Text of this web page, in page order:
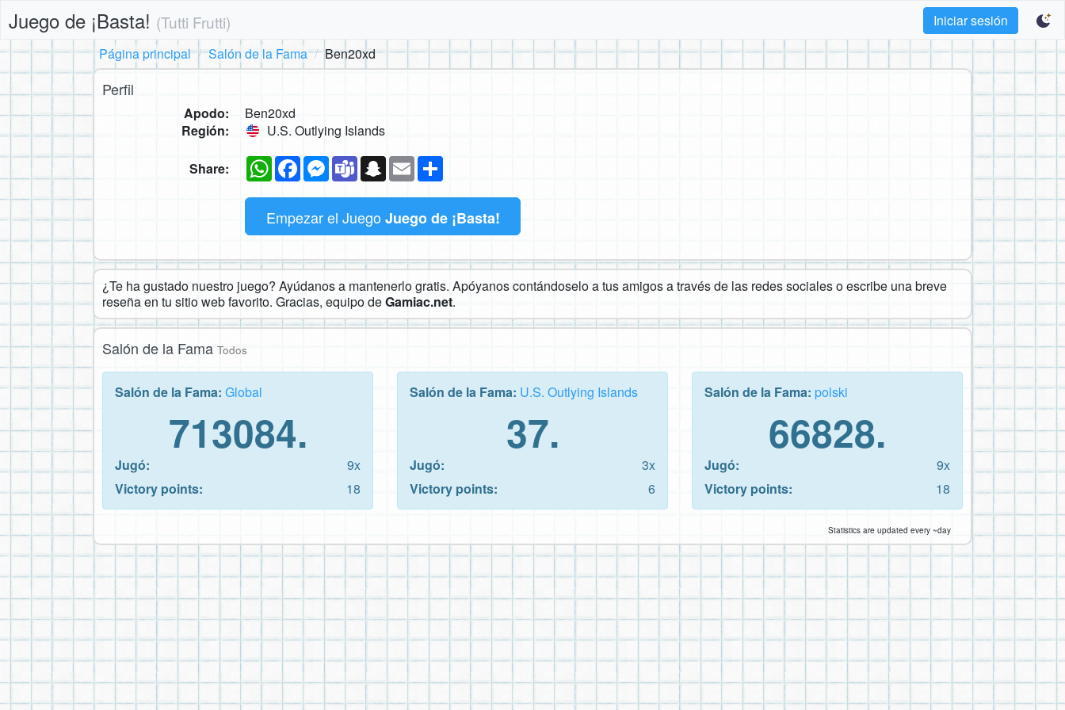
Juego de ¡Basta! (Tutti Frutti)
Iniciar sesión
Página principal
Salón de la Fama Ben20xd
Perfil
Apodo:
Ben20xd
Región:
U.S. Outlying Islands
Share: WhatsAppFacebookMessenger
TeamsSnapchat
Email
Empezar el Juego Juego de ¡Basta!
¿Te ha gustado nuestro juego? Ayúdanos a mantenerlo gratis. Apóyanos contándoselo a tus amigos a través de las redes sociales o escribe una breve
reseña en tu sitio web favorito. Gracias, equipo deGamiac.net.
Salón de la Fama Todos
Salón de la Fama: Global
713084.
Jugó:
9x
Victory points:
18
Salón de la Fama: U.S. Outlying Islands
37.
Jugó:
3x
Victory points:
6
Salón de la Fama: polski
66828.
Jugó:
9x
Victory points:
18
Statistics are updated every ~day